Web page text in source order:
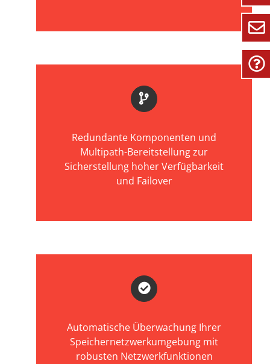
Redundante Komponenten und
Multipath-Bereitstellung zur
Sicherstellung hoher Verfügbarkeit
und Failover
Automatische Überwachung Ihrer
Speichernetzwerkumgebung mit
robusten Netzwerkfunktionen